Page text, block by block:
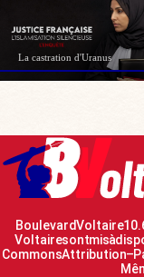
La castration d'Uranus
Boulevard Voltaire
Voltaire sont mis à
Commons Attribution –